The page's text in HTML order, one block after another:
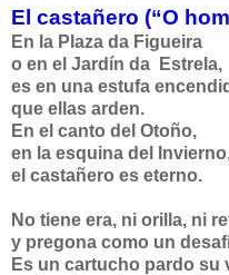
El castañero (“O
En la Plaza da Figueira
o en el Jardín da Estrela,
es en una estufa
que ellas arden.
En el canto del Otoño,
en la esquina del
el castañero es eterno.
No tiene era, ni orilla, ni
y pregona como un
Es un cartucho pardo su